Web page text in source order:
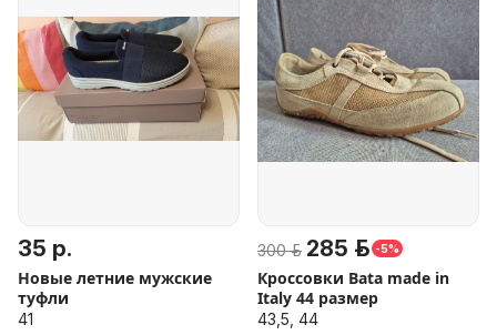
35 р.
Новые летние мужские
туфли
41
300 р. 285 р. -5%
Кроссовки Bata made in
Italy 44 размер
43,5, 44